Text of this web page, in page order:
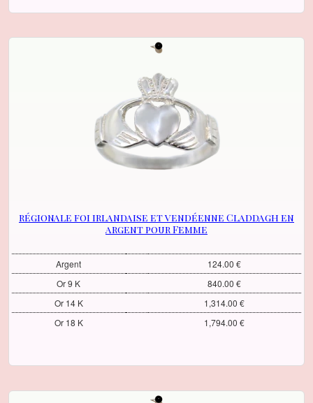
régionale foi irlandaise et vendéenne Claddagh en
argent pour Femme
Argent
124.00 €
Or 9 K
840.00 €
Or 14 K
1,314.00 €
Or 18 K
1,794.00 €